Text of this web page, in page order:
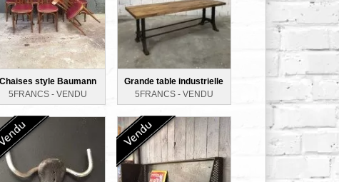
Chaises style Baumann
5FRANCS -VENDU
Grande table industrielle
5FRANCS - VENDU